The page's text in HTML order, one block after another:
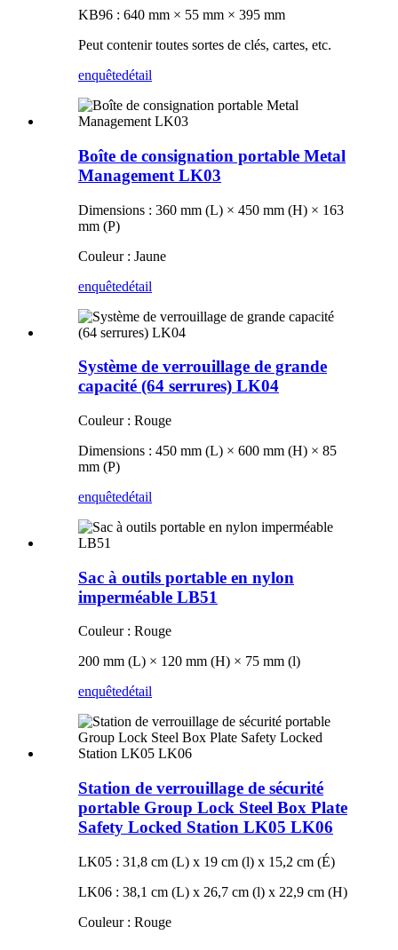
KB96 : 640 mm × 55 mm × 395 mm
Peut contenir toutes sortes de clés, cartes, etc.
enquêtedétail
Boîte de consignation portable Metal
Management LK03
Dimensions : 360 mm (L) × 450 mm (H) × 163
mm (P)
Couleur : Jaune
enquêtedétail
Système de verrouillage de grande
capacité (64 serrures) LK04
Couleur : Rouge
Dimensions : 450 mm (L) × 600 mm (H) × 85
mm (P)
enquêtedétail
Sac à outils portable en nylon
imperméable LB51
Couleur : Rouge
200 mm (L) × 120 mm (H) × 75 mm (l)
enquêtedétail
Station de verrouillage de sécurité
portable Group Lock Steel Box Plate
Safety Locked Station LK05 LK06
LK05 : 31,8 cm (L) x 19 cm (l) x 15,2 cm (É)
LK06 : 38,1 cm (L) x 26,7 cm (l) x 22,9 cm (H)
Couleur : Rouge